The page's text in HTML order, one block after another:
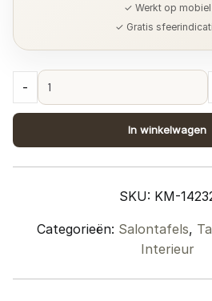
✓ Werkt op mobiel
✓ Gratis
107
x
-
Mangohout
quantity
-
In winkelwagen
SKU: KM-
Categorieën: Salontafels,
Interieur